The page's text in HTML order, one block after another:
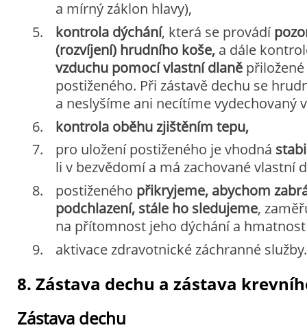
a mírný záklon hlavy),
kontrola dýchání, která se provádí
(rozvíjení) hrudního koše,a dále
vzduchu pomocí vlastní dlaněpřiložené
postiženého. Při zástavě dechu se
a neslyšíme ani necítíme vydechovaný
kontrola oběhu zjištěním tepu,
pro uložení postiženého je vhodná
li v bezvědomí a má zachované vlastní
postiženého přikryjeme, abychom
podchlazení, stále ho sledujeme,
na přítomnost jeho dýchání a
aktivace zdravotnické záchranné služby.
8. Zástava dechu a zástava
Zástava dechu